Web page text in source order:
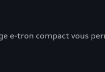
e-tron compact vous